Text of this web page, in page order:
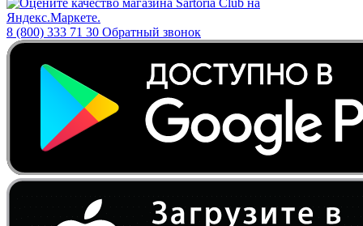
8 (800) 333 71 30 Обратный звонок